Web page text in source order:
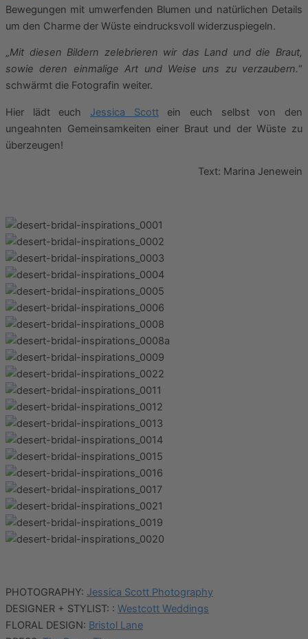
Bewegungen mit umwerfenden Blumen und natürlichen Details
um den Charme der Wüste eindrucksvoll widerzuspiegeln.
„Mit diesen Bildern zelebrieren wir das Land und die Braut,
sowie deren einmalige Art und Weise uns zu verzaubern.“
schwärmt die Fotografin weiter.
Hier lädt euch Jessica Scottein euch selbst von den
ungeahnten Gemeinsamkeiten einer Braut und der Wüste zu
überzeugen!
Text: Marina Jenewein
PHOTOGRAPHY: Jessica Scott Photography
DESIGNER + STYLIST: : Westcott Weddings
FLORAL DESIGN: Bristol Lane